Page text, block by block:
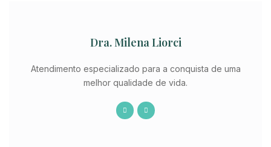
Dra. Milena Liorci
Atendimento especializado para a conquista de uma
melhor qualidade de vida.